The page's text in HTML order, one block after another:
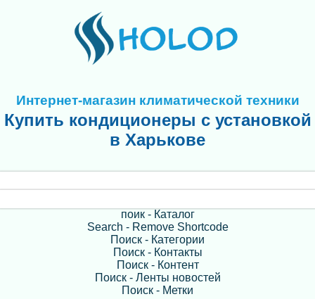
Интернет-магазин климатической техники
Купить кондиционеры с установкой
в Харькове
поик - Каталог
Search - Remove Shortcode
Поиск - Категории
Поиск - Контакты
Поиск - Контент
Поиск - Ленты новостей
Поиск - Метки